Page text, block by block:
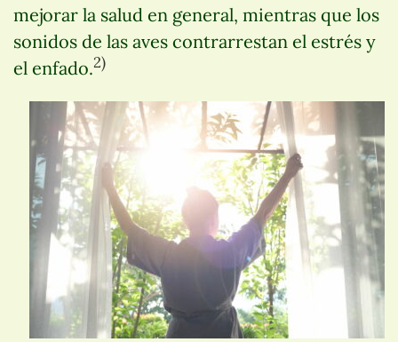
mejorar la salud en general, mientras que los
sonidos de las aves contrarrestan el estrés y
el enfado.2)